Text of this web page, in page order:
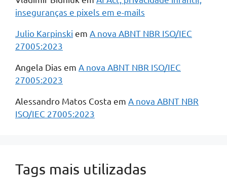
inseguranças e pixels em e-mails
Julio Karpinski em A nova ABNT NBR ISO/IEC
27005:2023
Angela Dias em A nova ABNT NBR ISO/IEC
27005:2023
Alessandro Matos Costa em A nova ABNT NBR
ISO/IEC 27005:2023
Tags mais utilizadas